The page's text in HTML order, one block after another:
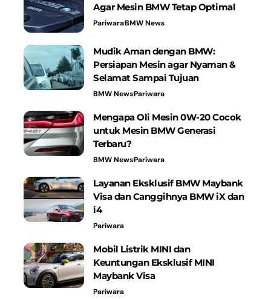
Agar Mesin BMW Tetap Optimal
PariwaraBMW News
Mudik Aman dengan BMW:
Persiapan Mesin agar Nyaman &
Selamat Sampai Tujuan
BMW NewsPariwara
Mengapa Oli Mesin 0W-20 Cocok
untuk Mesin BMW Generasi
Terbaru?
BMW NewsPariwara
Layanan Eksklusif BMW Maybank
Visa dan Canggihnya BMW iX dan
i4
Pariwara
Mobil Listrik MINI dan
Keuntungan Eksklusif MINI
Maybank Visa
Pariwara